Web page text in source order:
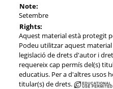
Note:
Setembre
Rights:
Aquest material està protegit
Podeu utilitzar aquest
legislació de drets d'autor i
requereix cap permís del(s)
educatius. Per a d'altres usos
titular(s) de drets.